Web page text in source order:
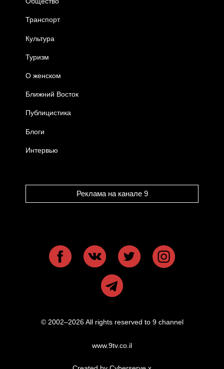
Транспорт
Культура
Туризм
О женском
Ближний Восток
Публицистика
Блоги
Интервью
Реклама на канале 9
© 2002–2026 All rights reserved to 9 channel
www.9tv.co.il